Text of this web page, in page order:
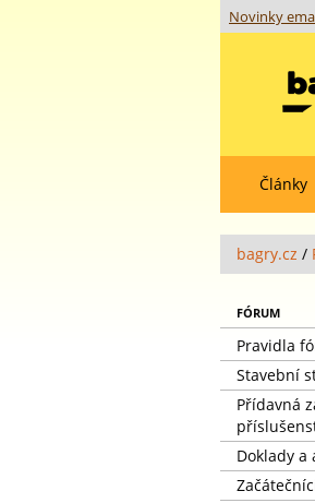
Novinky
Články
bagry.cz /
FÓRUM
Pravidla
Stavební
Přídavná
Doklady